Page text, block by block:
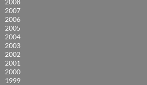
2007
2006
2005
2004
2003
2002
2001
2000
1999